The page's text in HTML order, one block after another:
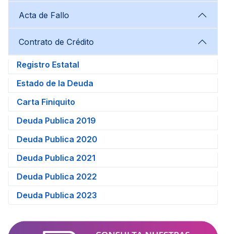
Acta de Fallo
Contrato de Crédito
Registro Estatal
Estado de la Deuda
Carta Finiquito
Deuda Publica 2019
Deuda Publica 2020
Deuda Publica 2021
Deuda Publica 2022
Deuda Publica 2023